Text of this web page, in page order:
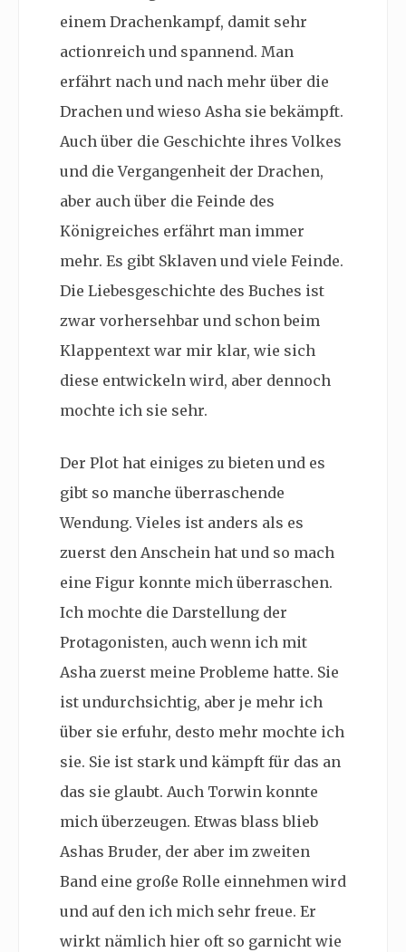
einem Drachenkampf, damit sehr
actionreich und spannend. Man
erfährt nach und nach mehr über die
Drachen und wieso Asha sie bekämpft.
Auch über die Geschichte ihres Volkes
und die Vergangenheit der Drachen,
aber auch über die Feinde des
Königreiches erfährt man immer
mehr. Es gibt Sklaven und viele Feinde.
Die Liebesgeschichte des Buches ist
zwar vorhersehbar und schon beim
Klappentext war mir klar, wie sich
diese entwickeln wird, aber dennoch
mochte ich sie sehr.
Der Plot hat einiges zu bieten und es
gibt so manche überraschende
Wendung. Vieles ist anders als es
zuerst den Anschein hat und so mach
eine Figur konnte mich überraschen.
Ich mochte die Darstellung der
Protagonisten, auch wenn ich mit
Asha zuerst meine Probleme hatte. Sie
ist undurchsichtig, aber je mehr ich
über sie erfuhr, desto mehr mochte ich
sie. Sie ist stark und kämpft für das an
das sie glaubt. Auch Torwin konnte
mich überzeugen. Etwas blass blieb
Ashas Bruder, der aber im zweiten
Band eine große Rolle einnehmen wird
und auf den ich mich sehr freue. Er
wirkt nämlich hier oft so garnicht wie